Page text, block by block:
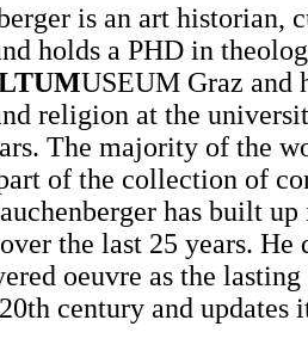
is an art historian,
holds a PHD in
USEUM Graz and
religion at the
The majority of the
of the collection of
has built
the last 25 years. He
oeuvre as the
century and updates